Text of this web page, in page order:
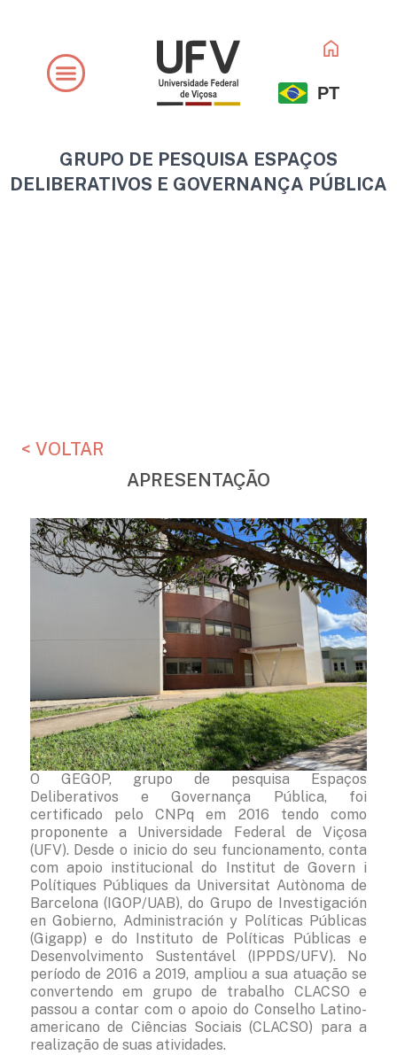
conteúdo
PT
GRUPO DE PESQUISA ESPAÇOS
DELIBERATIVOS E GOVERNANÇA PÚBLICA
< VOLTAR
APRESENTAÇÃO
O GEGOP, grupo de pesquisa Espaços
Deliberativos e Governança Pública, foi
certificado pelo CNPq em 2016 tendo como
proponente a Universidade Federal de Viçosa
(UFV). Desde o inicio do seu funcionamento, conta
com apoio institucional do Institut de Govern i
Polítiques Públiques da Universitat Autònoma de
Barcelona (IGOP/UAB), do Grupo de Investigación
en Gobierno, Administración y Políticas Públicas
(Gigapp) e do Instituto de Políticas Públicas e
Desenvolvimento Sustentável (IPPDS/UFV). No
período de 2016 a 2019, ampliou a sua atuação se
convertendo em grupo de trabalho CLACSO e
passou a contar com o apoio do Conselho Latino-
americano de Ciências Sociais (CLACSO) para a
realização de suas atividades.